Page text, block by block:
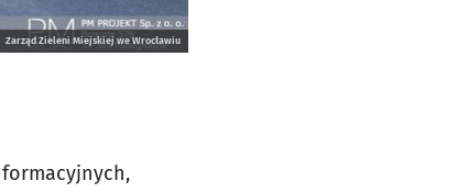
Zarząd Zieleni Miejskiej we Wrocławiu